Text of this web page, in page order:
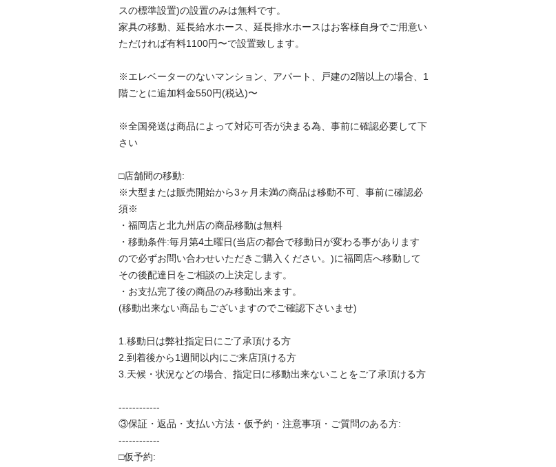
スの標準設置)の設置のみは無料です。
家具の移動、延長給水ホース、延長排水ホースはお客様自身でご用意い
ただければ有料1100円〜で設置致します。
※エレベーターのないマンション、アパート、戸建の2階以上の場合、1
階ごとに追加料金550円(税込)〜
※全国発送は商品によって対応可否が決まる為、事前に確認必要して下
さい
□店舗間の移動:
※大型または販売開始から3ヶ月未満の商品は移動不可、事前に確認必
須※
・福岡店と北九州店の商品移動は無料
・移動条件:毎月第4土曜日(当店の都合で移動日が変わる事があります
ので必ずお問い合わせいただきご購入ください。)に福岡店へ移動して
その後配達日をご相談の上決定します。
・お支払完了後の商品のみ移動出来ます。
(移動出来ない商品もございますのでご確認下さいませ)
1.移動日は弊社指定日にご了承頂ける方
2.到着後から1週間以内にご来店頂ける方
3.天候・状況などの場合、指定日に移動出来ないことをご了承頂ける方
------------
③保証・返品・支払い方法・仮予約・注意事項・ご質問のある方:
------------
□仮予約: